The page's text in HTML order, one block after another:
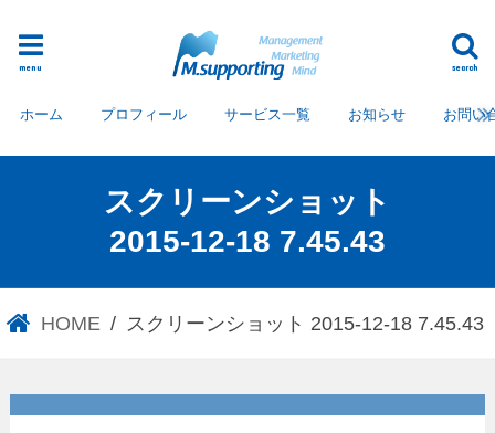
search
menu
ホーム プロフィール サービス一覧 お知らせ お問い
スクリーンショット
2015-12-18 7.45.43
HOME スクリーンショット 2015-12-18 7.45.43
スクリーンショット 2015-12-